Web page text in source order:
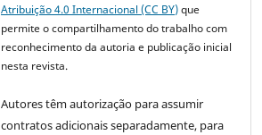
Atribuição 4.0 Internacional (CC BY)que
permite o compartilhamento do trabalho com
reconhecimento da autoria e publicação inicial
nesta revista.
Autores têm autorização para assumir
contratos adicionais separadamente, para